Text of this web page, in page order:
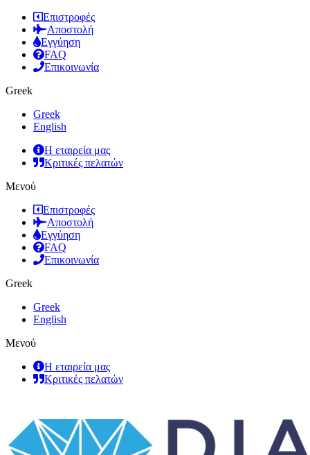
Επιστροφές
Αποστολή
Εγγύηση
FAQ
Επικοινωνία
Greek
Greek
English
Η εταιρεία μας
Κριτικές πελατών
Μενού
Επιστροφές
Αποστολή
Εγγύηση
FAQ
Επικοινωνία
Greek
Greek
English
Μενού
Η εταιρεία μας
Κριτικές πελατών